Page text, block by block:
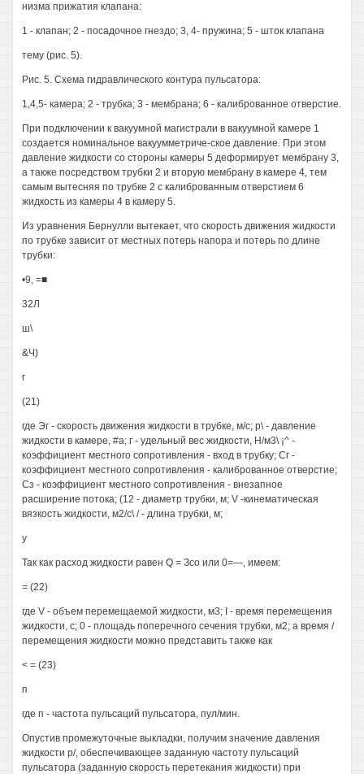
низма прижатия клапана:
1 - клапан; 2 - посадочное гнездо; 3, 4- пружина; 5 - шток клапана
тему (рис. 5).
Рис. 5. Схема гидравлического контура пульсатора:
1,4,5- камера; 2 - трубка; 3 - мембрана; 6 - калиброванное отверстие.
При подключении к вакуумной магистрали в вакуумной камере 1
создается номинальное вакуумметриче-ское давление. При этом
давление жидкости со стороны камеры 5 деформирует мембрану 3,
а также посредством трубки 2 и вторую мембрану в камере 4, тем
самым вытесняя по трубке 2 с калиброванным отверстием 6
жидкость из камеры 4 в камеру 5.
Из уравнения Бернулли вытекает, что скорость движения жидкости
по трубке зависит от местных потерь напора и потерь по длине
трубки:
•9, =■
32Л
ш\
&Ч)
г
(21)
где Эг - скорость движения жидкости в трубке, м/с; р\ - давление
жидкости в камере, #а; г - удельный вес жидкости, Н/м3\ ¡^ -
коэффициент местного сопротивления - вход в трубку; Сг -
коэффициент местного сопротивления - калиброванное отверстие;
Сз - коэффициент местного сопротивления - внезапное
расширение потока; (12 - диаметр трубки, м; V -кинематическая
вязкость жидкости, м2/с\ / - длина трубки, м;
у
Так как расход жидкости равен Q = Зco или 0=—, имеем:
= (22)
где V - объем перемещаемой жидкости, м3; I - время перемещения
жидкости, с; 0 - площадь поперечного сечения трубки, м2; а время /
перемещения жидкости можно представить также как
< = (23)
п
где п - частота пульсаций пульсатора, пул/мин.
Опустив промежуточные выкладки, получим значение давления
жидкости р/, обеспечивающее заданную частоту пульсаций
пульсатора (заданную скорость перетекания жидкости) при